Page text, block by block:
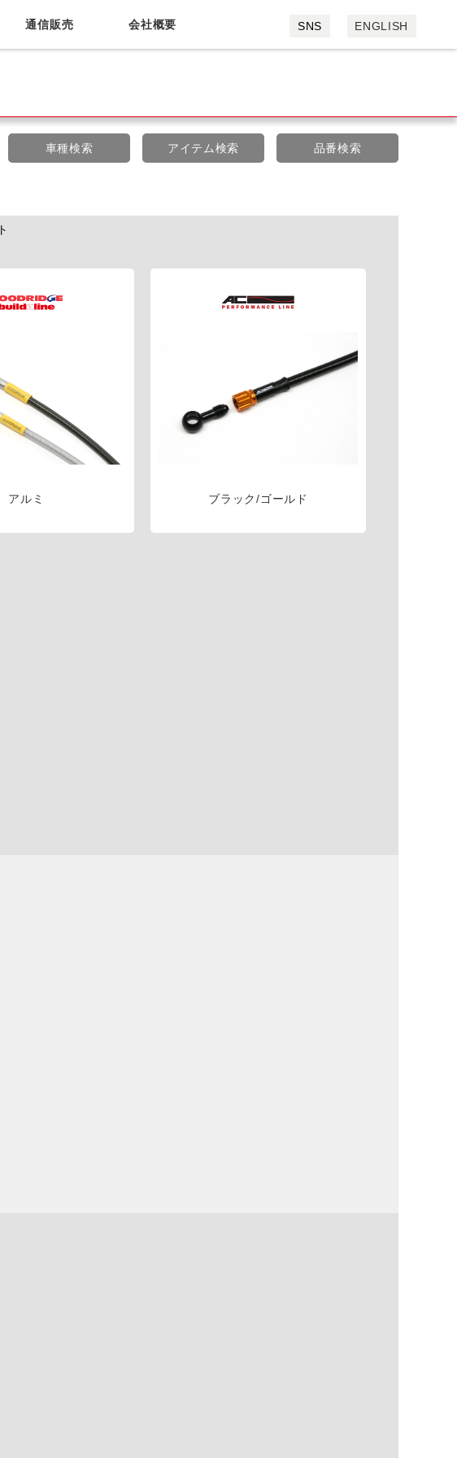
表
通信販売 会社概要
会社概要
採用情報
SNS ENGLISH
車種検索 アイテム検索 品番検索
アルミ ブラック/ゴールド